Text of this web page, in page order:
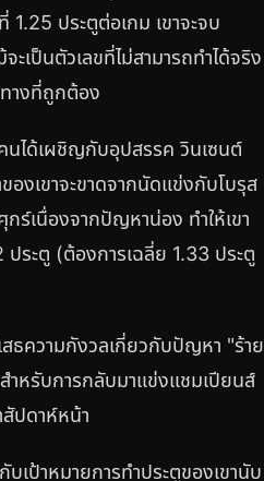
ประตูต่อเกม เขาจะจบ
เป็นตัวเลขที่ไม่สามารถทำได้จริง
างที่ถูกต้อง
นได้เผชิญกับอุปสรรค วินเซนต์
องเขาจะขาดจากนัดแข่งกับโบรุส
ร์เนื่องจากปัญหาน่อง ทำให้เขา
ประตู (ต้องการเฉลี่ย 1.33 ประตู
ธความกังวลเกี่ยวกับปัญหา "ร้าย
ำหรับการกลับมาแข่งแชมเปียนส์
ปดาห์หน้า
เป้าหมายการทำประตูของเขานับ